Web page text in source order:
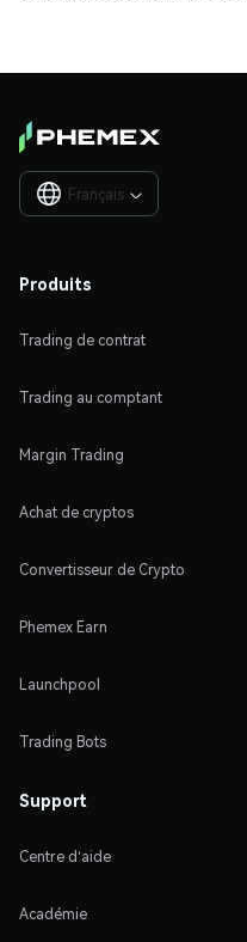
Français 
Produits
Trading de contrat
Trading au comptant
Margin Trading
Achat de cryptos
Convertisseur de Crypto
Phemex Earn
Launchpool
Trading Bots
Support
Centre d'aide
Académie